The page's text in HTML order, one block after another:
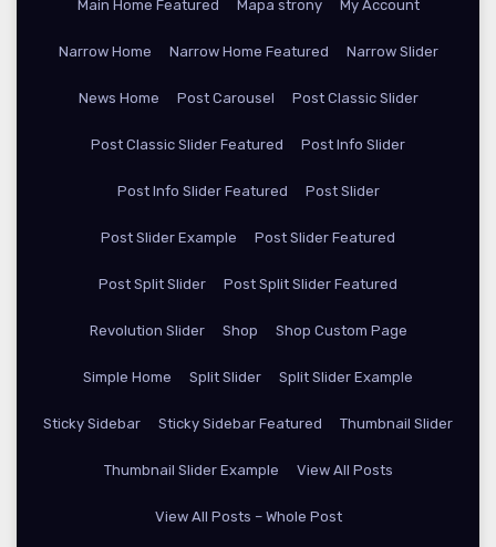
Main Home Featured Mapa strony My Account
Narrow Home Narrow Home Featured Narrow Slider
News Home Post Carousel Post Classic Slider
Post Classic Slider Featured Post Info Slider
Post Info Slider Featured Post Slider
Post Slider Example Post Slider Featured
Post Split Slider Post Split Slider Featured
Revolution Slider Shop Shop Custom Page
Simple Home Split Slider Split Slider Example
Sticky Sidebar Sticky Sidebar Featured Thumbnail Slider
Thumbnail Slider Example View All Posts
View All Posts – Whole Post